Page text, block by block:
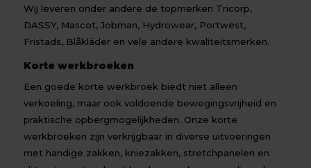
Wij leveren onder andere de topmerken Tricorp,
DASSY, Mascot, Jobman, Hydrowear, Portwest,
Fristads, Blåkläder en vele andere kwaliteitsmerken.
Korte werkbroeken
Een goede korte werkbroek biedt niet alleen
verkoeling, maar ook voldoende bewegingsvrijheid en
praktische opbergmogelijkheden. Onze korte
werkbroeken zijn verkrijgbaar in diverse uitvoeringen
met handige zakken, kniezakken, stretchpanelen en